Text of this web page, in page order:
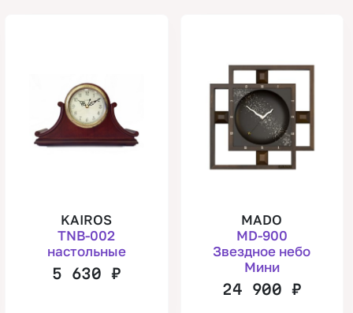
KAIROS
TNB-002
настольные
5 630₽
MADO
MD-900
Звездное небо
Мини
24 900 ₽